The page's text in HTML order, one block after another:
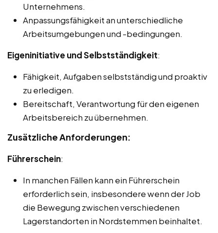
Unternehmens.
Anpassungsfähigkeit an unterschiedliche
Arbeitsumgebungen und -bedingungen.
Eigeninitiative und Selbstständigkeit:
Fähigkeit, Aufgaben selbstständig und proaktiv
zu erledigen.
Bereitschaft, Verantwortung für den eigenen
Arbeitsbereich zu übernehmen.
Zusätzliche Anforderungen:
Führerschein:
In manchen Fällen kann ein Führerschein
erforderlich sein, insbesondere wenn der Job
die Bewegung zwischen verschiedenen
Lagerstandorten in Nordstemmen beinhaltet.